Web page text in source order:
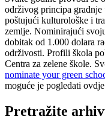
održivog principa
poštujući kulturološke i
zemlje. Nominirajući
dobitak od 1.000 dolara
održivosti. Profili škola
Centra za zelene škole.
nominate your green
moguće je pogledati
Pretražite